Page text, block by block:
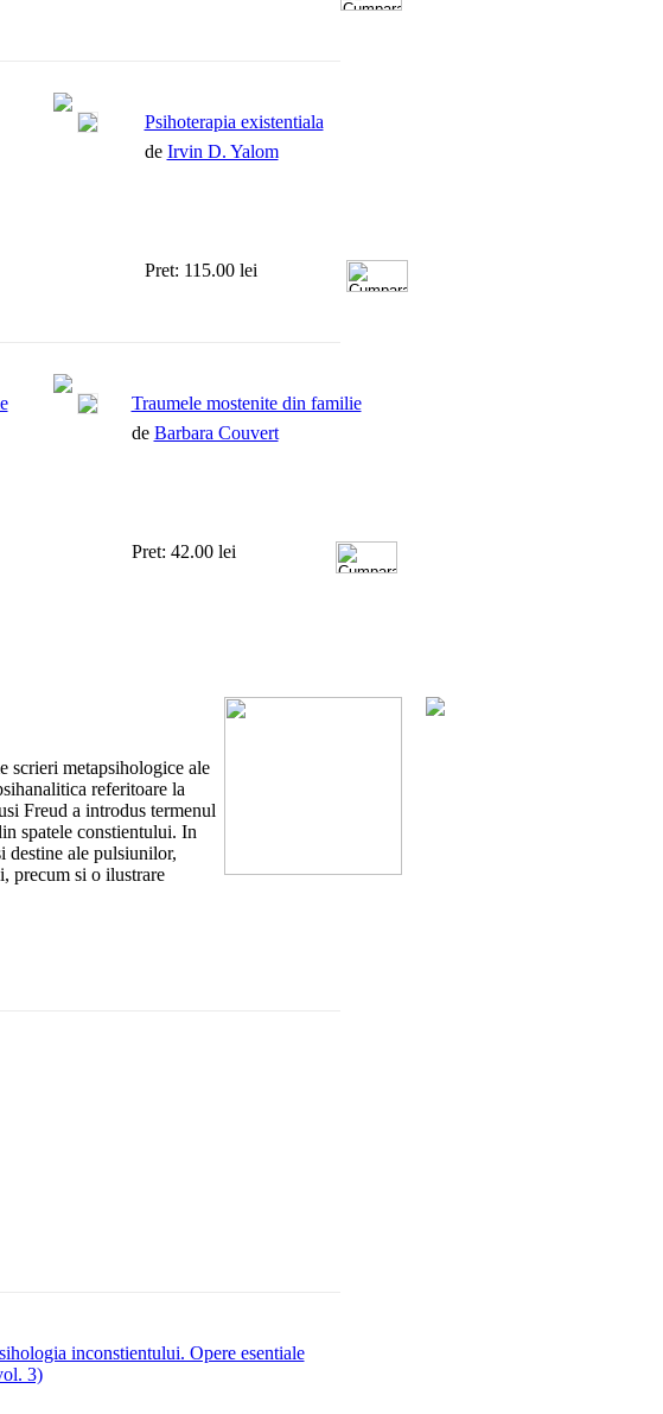
Psihoterapia existentiala
de Irvin D. Yalom
Pret: 115.00 lei
Traumele mostenite din familie
de Barbara Couvert
Pret: 42.00 lei
scrieri metapsihologice ale
referitoare la
Freud a introdus termenul
spatele constientului. In
destine ale pulsiunilor,
precum si o ilustrare
inconstientului. Opere esentiale
3)